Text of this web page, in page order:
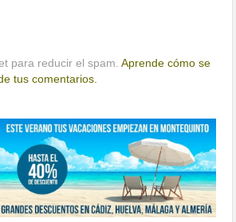
para reducir el spam.Aprende cómo se
tus comentarios.